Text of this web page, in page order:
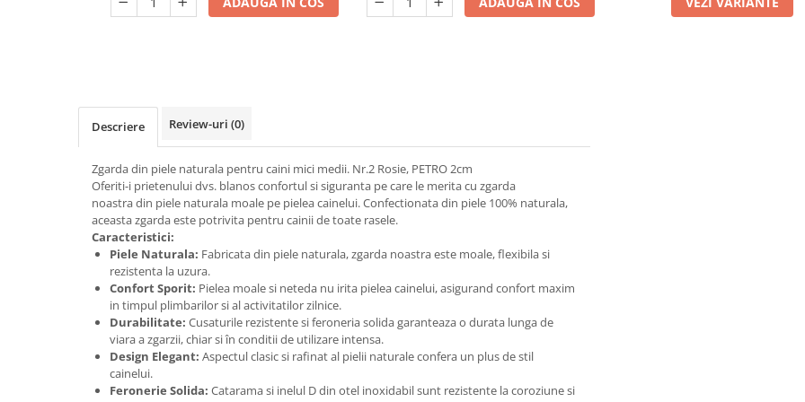
Descriere Review-uri (0)
Zgarda din piele naturala pentru caini mici medii. Nr.2 Rosie, PETRO 2cm
Oferiti-i prietenului dvs. blanos confortul si siguranta pe care le merita cu zgarda
noastra din piele naturala moale pe pielea cainelui. Confectionata din piele 100% naturala,
aceasta zgarda este potrivita pentru cainii de toate rasele.
Caracteristici:
Piele Naturala: Fabricata din piele naturala, zgarda noastra este moale, flexibila si
rezistenta la uzura.
Confort Sporit: Pielea moale si neteda nu irita pielea cainelui, asigurand confort maxim
in timpul plimbarilor si al activitatilor zilnice.
Durabilitate: Cusaturile rezistente si feroneria solida garanteaza o durata lunga de
viara a zgarzii, chiar si în conditii de utilizare intensa.
Design Elegant: Aspectul clasic si rafinat al pielii naturale confera un plus de stil
cainelui.
Feronerie Solida: Catarama si inelul D din otel inoxidabil sunt rezistente la coroziune si